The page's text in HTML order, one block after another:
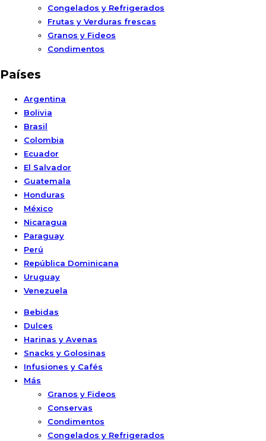
Congelados y Refrigerados
Frutas y Verduras frescas
Granos y Fideos
Condimentos
Países
Argentina
Bolivia
Brasil
Colombia
Ecuador
El Salvador
Guatemala
Honduras
México
Nicaragua
Paraguay
Perú
República Dominicana
Uruguay
Venezuela
Bebidas
Dulces
Harinas y Avenas
Snacks y Golosinas
Infusiones y Cafés
Más
Granos y Fideos
Conservas
Condimentos
Congelados y Refrigerados